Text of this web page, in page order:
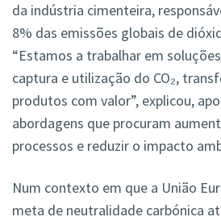
da indústria cimenteira,
8% das emissões globais de
“Estamos a trabalhar em
captura e utilização do CO₂,
produtos com valor”, explicou,
abordagens que procuram
processos e reduzir o impacto
Num contexto em que a União
meta de neutralidade carbónica